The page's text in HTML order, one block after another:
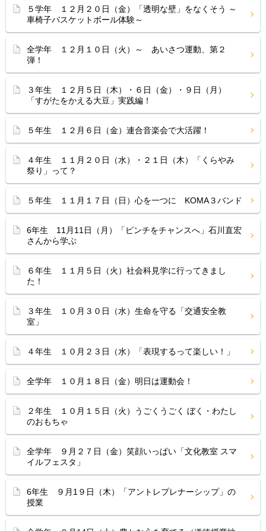
５学年 １２月２０日（金）「透明な壁」をなくそう ～
車椅子バスケットボール体験～
全学年 １２月１０日（火）～ あいさつ運動、第２
弾！
３年生 １２月５日（木）・６日（金）・９日（月）
「すがたをかえる大豆」実践編！
５年生 １２月６日（金）連合音楽会で大活躍！
４年生 １１月２０日（水）・２１日（木）「くらやみ
祭り」って？
５年生 １１月１７日（日）心を一つに KOMA３バンド
6年生 11月11日（月）「ピンチをチャンスへ」石川直宏
さんから学ぶ
６年生 １１月５日（火）社会科見学に行ってきまし
た！
３年生 １０月３０日（水）生命を守る「交通安全教
室」
４年生 １０月２３日（水）「表現するって楽しい！」
全学年 １０月１８日（金）明日は運動会！
２年生 １０月１５日（火）うごくうごく ぼく・わたし
のおもちゃ
全学年 ９月２７日（金）笑顔いっぱい「文化教室 スマ
イルフェスタ」
6年生 ９月1９日（木）「アントレプレナーシップ」の
授業